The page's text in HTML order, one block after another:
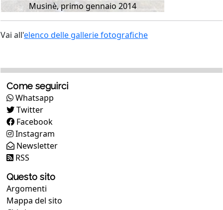
Musinè, primo gennaio 2014
Vai all'elenco delle gallerie fotografiche
Come seguirci
Whatsapp
Twitter
Facebook
Instagram
Newsletter
RSS
Questo sito
Argomenti
Mappa del sito